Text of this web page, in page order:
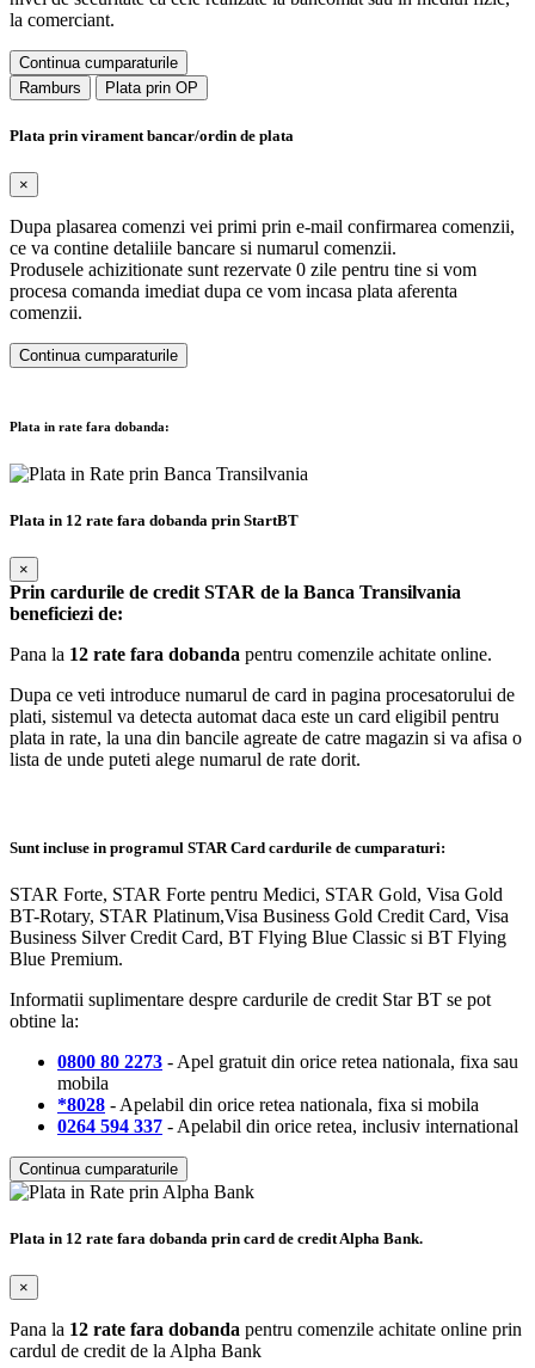
la comerciant.
Continua cumparaturile
Ramburs
Plata prin OP
Plata prin virament bancar/ordin de plata
×
Dupa plasarea comenzi vei primi prin e-mail confirmarea comenzii,
ce va contine detaliile bancare si numarul comenzii.
Produsele achizitionate sunt rezervate 0 zile pentru tine si vom
procesa comanda imediat dupa ce vom incasa plata aferenta
comenzii.
Continua cumparaturile
Plata in rate fara dobanda:
Plata in 12 rate fara dobanda prin StartBT
×
Prin cardurile de credit STAR de la Banca Transilvania
beneficiezi de:
Pana la 12 rate fara dobanda pentru comenzile achitate online.
Dupa ce veti introduce numarul de card in pagina procesatorului de
plati, sistemul va detecta automat daca este un card eligibil pentru
plata in rate, la una din bancile agreate de catre magazin si va afisa o
lista de unde puteti alege numarul de rate dorit.
Sunt incluse in programul STAR Card cardurile de cumparaturi:
STAR Forte, STAR Forte pentru Medici, STAR Gold, Visa Gold
BT-Rotary, STAR Platinum,Visa Business Gold Credit Card, Visa
Business Silver Credit Card, BT Flying Blue Classic si BT Flying
Blue Premium.
Informatii suplimentare despre cardurile de credit Star BT se pot
obtine la:
0800 80 2273 - Apel gratuit din orice retea nationala, fixa sau
mobila
*8028 - Apelabil din orice retea nationala, fixa si mobila
0264 594 337 - Apelabil din orice retea, inclusiv international
Continua cumparaturile
Plata in 12 rate fara dobanda prin card de credit Alpha Bank.
×
Pana la 12 rate fara dobanda pentru comenzile achitate online prin
cardul de credit de la Alpha Bank